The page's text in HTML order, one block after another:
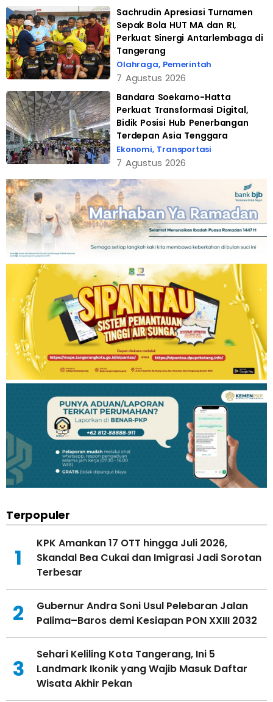
Sachrudin Apresiasi Turnamen
Sepak Bola HUT MA dan RI,
Perkuat Sinergi Antarlembaga di
Tangerang
Olahraga, Pemerintah
7 Agustus 2026
Bandara Soekarno-Hatta
Perkuat Transformasi Digital,
Bidik Posisi Hub Penerbangan
Terdepan Asia Tenggara
Ekonomi, Transportasi
7 Agustus 2026
Terpopuler
1
KPK Amankan 17 OTT hingga Juli 2026,
Skandal Bea Cukai dan Imigrasi Jadi Sorotan
Terbesar
2
Gubernur Andra Soni Usul Pelebaran Jalan
Palima–Baros demi Kesiapan PON XXIII 2032
3
Sehari Keliling Kota Tangerang, Ini 5
Landmark Ikonik yang Wajib Masuk Daftar
Wisata Akhir Pekan